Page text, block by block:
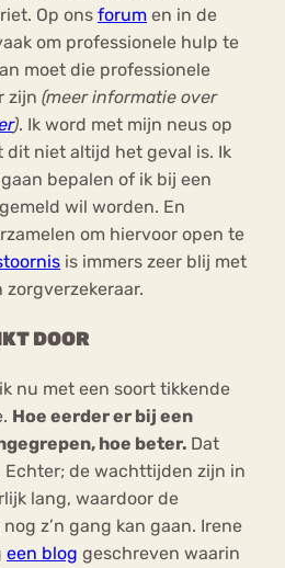
Op ons forum en in de
om professionele hulp te
moet die professionele
zijn (meer informatie over
). Ik word met mijn neus op
niet altijd het geval is. Ik
bepalen of ik bij een
wil worden. En
om hiervoor open te
is immers zeer blij met
DOOR
nu met een soort tikkende
Hoe eerder er bij een
hoe beter. Dat
de wachttijden zijn in
lang, waardoor de
z’n gang kan gaan. Irene
een blog geschreven waarin